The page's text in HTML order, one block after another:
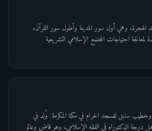
الهجرة، وهي أول سور المدينة وأطول سور القرآن،
احتياجات المجتمع الإسلامي التشريعية
سابق للمسجد الحرام في مكة المكرمة. وُلد في
عام 1966، ويحمل درجة الدكتوراه في الفقه الإسلامي، وهو قاضٍ وعالم